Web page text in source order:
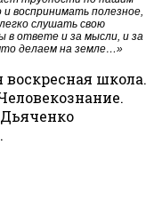
воспринимать полезное,
слушать свою
в ответе и за мысли, и за
делаем на земле…»
воскресная школа.